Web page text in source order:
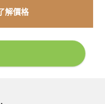
了解價格